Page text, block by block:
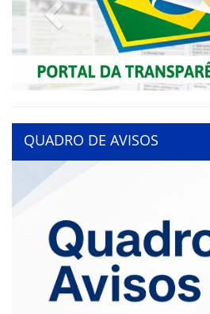
Previous
QUADRO DE AVISOS